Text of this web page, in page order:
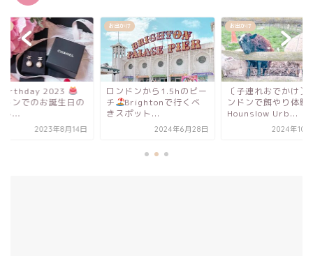
ドンから1.5hのビー
Brightonで行くべ
ット...
2024年6月28日
お出かけ
〔子連れおでかけ〕西ロ
ンドンで餌やり体験
Hounslow Urb...
2024年10月28日
お出かけ
My Birthday 2023
ロンドンでのお誕生
過ごし...
2023年8